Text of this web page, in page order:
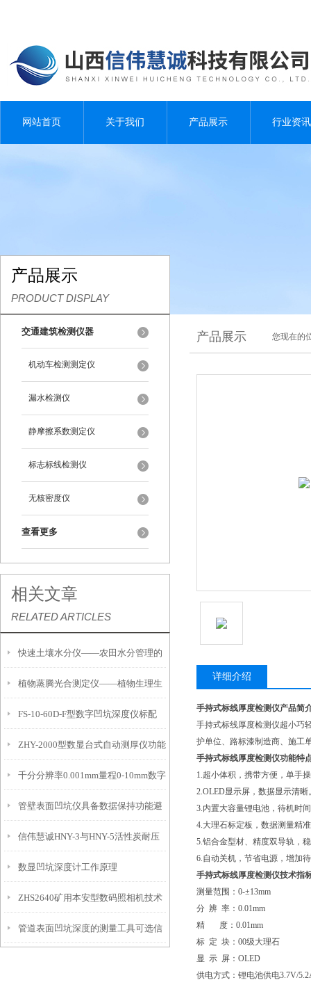
网站首页 关于我们 产品展示 行业资讯
产品展示
PRODUCT DISPLAY
交通建筑检测仪器
机动车检测测定仪
漏水检测仪
静摩擦系数测定仪
标志标线检测仪
无核密度仪
查看更多
相关文章
RELATED ARTICLES
快速土壤水分仪——农田水分管理的
便携式检测工具
植物蒸腾光合测定仪——植物生理生
态的实时监测设备
FS-10-60D-F型数字凹坑深度仪标配
IP54级表头分辨率0.01mm量程
10mm！
ZHY-2000型数显台式自动测厚仪功能
特点
千分分辨率0.001mm量程0-10mm数字
埋头度仪技术参数！
管壁表面凹坑仪具备数据保持功能避
免测试过程中测针移动导致数据变动
信伟慧诚HNY-3与HNY-5活性炭耐压
强度测定仪技术参数！
数显凹坑深度计工作原理
ZHS2640矿用本安型数码照相机技术
参数！
管道表面凹坑深度的测量工具可选信
产品展示 您现在的
详细介绍
手持式标线厚度检测仪产品简
手持式标线厚度检测仪超小巧
护单位、路标漆制造商、施工
手持式标线厚度检测仪功能特
1.超小体积，携带方便，单手
2.OLED显示屏，数据显示清晰
3.内置大容量锂电池，待机时
4.大理石标定板，数据测量精
5.铝合金型材、精度双导轨，
6.自动关机，节省电源，增加
手持式标线厚度检测仪技术指
测量范围：0-±13mm
分 辨 率：0.01mm
精 度：0.01mm
标 定 块：00级大理石
显 示 屏：OLED
供电方式：锂电池供电3.7V/